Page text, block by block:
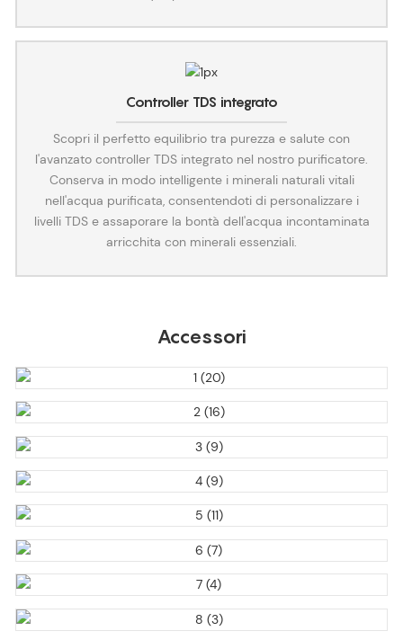
Controller TDS integrato
Scopri il perfetto equilibrio tra purezza e salute con
l'avanzato controller TDS integrato nel nostro purificatore.
Conserva in modo intelligente i minerali naturali vitali
nell'acqua purificata, consentendoti di personalizzare i
livelli TDS e assaporare la bontà dell'acqua incontaminata
arricchita con minerali essenziali.
Accessori